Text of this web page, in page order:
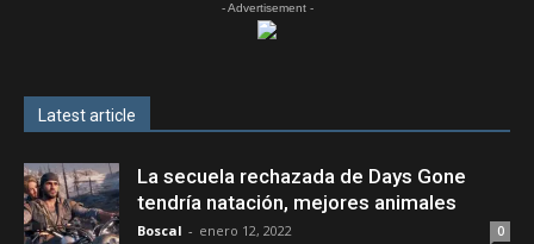
- Advertisement -
Latest article
La secuela rechazada de Days Gone
tendría natación, mejores animales
Boscal - enero 12, 2022 0